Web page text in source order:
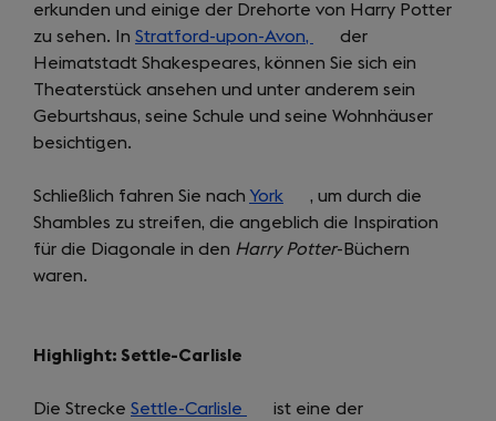
tab)
new
tab)
a
new
tab)
erkunden und einige der Drehorte von Harry Potter
zu sehen. In Stratford-upon-Avon,
(opens
in
a
new
der
Heimatstadt Shakespeares, können Sie sich ein
Theaterstück ansehen und unter anderem sein
Geburtshaus, seine Schule und seine Wohnhäuser
besichtigen.
Schließlich fahren Sie nach York (opens
in
a
, um durch die
Shambles zu streifen, die angeblich die Inspiration
für die Diagonale in den Harry Potter-Büchern
waren.
Highlight: Settle-Carlisle
Die Strecke Settle-Carlisle
(opens
ist eine der